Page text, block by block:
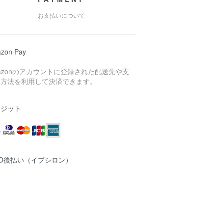
お支払いについて
Pay
のアカウントに登録された配送先や支
法を利用して決済できます。
ット
後払い（イプシロン）